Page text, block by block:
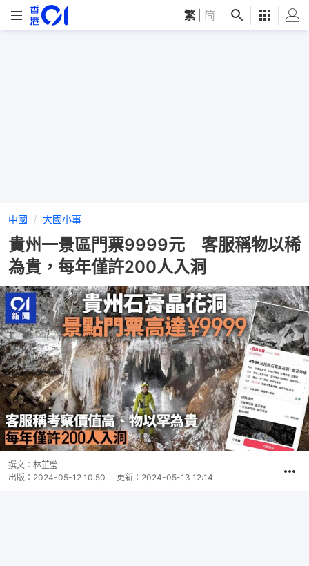
繁 简
中國 大國小事
貴州一景區門票9999元 客服稱物以稀
為貴，每年僅許200人入洞
撰文： 林芷瑩
出版： 2024-05-12 10:50 更新： 2024-05-13 12:14